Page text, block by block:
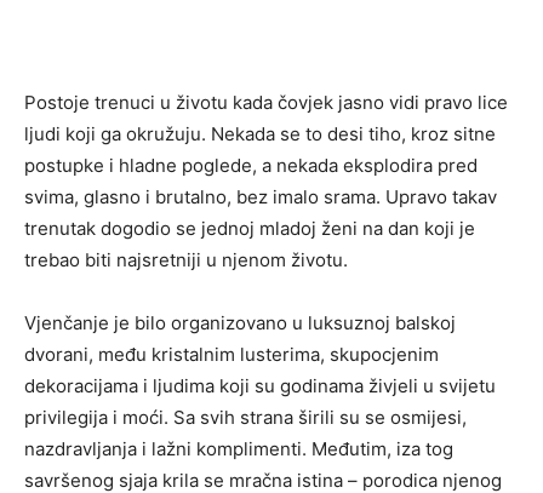
Postoje trenuci u životu kada čovjek jasno vidi pravo lice
ljudi koji ga okružuju. Nekada se to desi tiho, kroz sitne
postupke i hladne poglede, a nekada eksplodira pred
svima, glasno i brutalno, bez imalo srama. Upravo takav
trenutak dogodio se jednoj mladoj ženi na dan koji je
trebao biti najsretniji u njenom životu.
Vjenčanje je bilo organizovano u luksuznoj balskoj
dvorani, među kristalnim lusterima, skupocjenim
dekoracijama i ljudima koji su godinama živjeli u svijetu
privilegija i moći. Sa svih strana širili su se osmijesi,
nazdravljanja i lažni komplimenti. Međutim, iza tog
savršenog sjaja krila se mračna istina – porodica njenog